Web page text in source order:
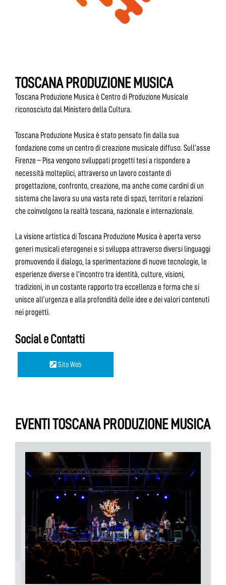
TOSCANA PRODUZIONE MUSICA
Toscana Produzione Musica è Centro di Produzione Musicale
riconosciuto dal Ministero della Cultura.
Toscana Produzione Musica è stato pensato fin dalla sua
fondazione come un centro di creazione musicale diffuso. Sull’asse
Firenze – Pisa vengono sviluppati progetti tesi a rispondere a
necessità molteplici, attraverso un lavoro costante di
progettazione, confronto, creazione, ma anche come cardini di un
sistema che lavora su una vasta rete di spazi, territori e relazioni
che coinvolgono la realtà toscana, nazionale e internazionale.
La visione artistica di Toscana Produzione Musica è aperta verso
generi musicali eterogenei e si sviluppa attraverso diversi linguaggi
promuovendo il dialogo, la sperimentazione di nuove tecnologie, le
esperienze diverse e l’incontro tra identità, culture, visioni,
tradizioni, in un costante rapporto tra eccellenza e forma che si
unisce all’urgenza e alla profondità delle idee e dei valori contenuti
nei progetti.
Social e Contatti
Sito Web
EVENTI TOSCANA PRODUZIONE MUSICA